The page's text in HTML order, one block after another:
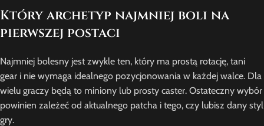
Który archetyp najmniej boli na
pierwszej postaci
Najmniej bolesny jest zwykle ten, który ma prostą rotację, tani
gear i nie wymaga idealnego pozycjonowania w każdej walce. Dla
wielu graczy będą to miniony lub prosty caster. Ostateczny wybór
powinien zależeć od aktualnego patcha i tego, czy lubisz dany styl
gry.